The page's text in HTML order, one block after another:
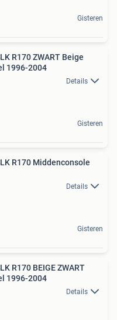
Gisteren
R170 ZWART Beige
1996-2004
Details
Gisteren
R170 Middenconsole
Details
Gisteren
R170 BEIGE ZWART
1996-2004
Details